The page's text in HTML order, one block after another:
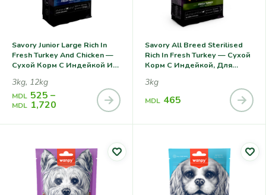
Savory Junior Large Rich In
Fresh Turkey And Chicken —
Сухой Корм С Индейкой И
Крупных Пород
3kg, 12kg
MDL 525 –
MDL 1,720
Savory All Breed Sterilised
Rich In Fresh Turkey — Сухой
Корм С Индейкой, Для
Стерилизованных Собак
Всех Пород
3kg
MDL 465